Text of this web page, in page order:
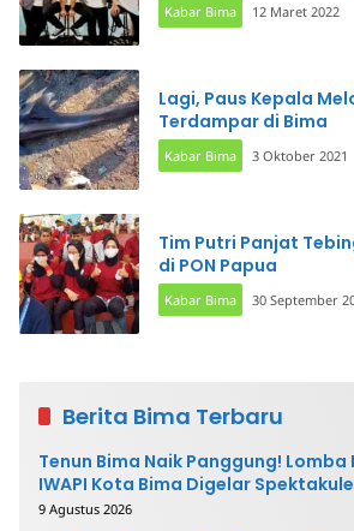
Kabar Bima 12 Maret 2022
Lagi, Paus Kepala
Terdampar di Bima
Kabar Bima 3 Oktober 2021
Tim Putri Panjat
di PON Papua
Kabar Bima 30 September
Berita Bima Terbaru
Tenun Bima Naik Panggung! Lomba
IWAPI Kota Bima Digelar
9 Agustus 2026